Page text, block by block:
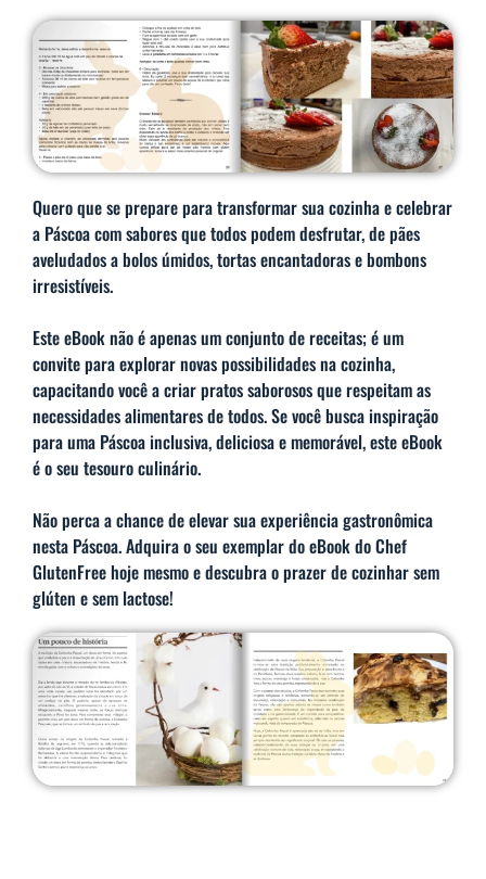
Quero que se prepare para transformar sua cozinha e celebrar
a Páscoa com sabores que todos podem desfrutar, de pães
aveludados a bolos úmidos, tortas encantadoras e bombons
irresistíveis.
Este eBook não é apenas um conjunto de receitas; é um
convite para explorar novas possibilidades na cozinha,
capacitando você a criar pratos saborosos que respeitam as
necessidades alimentares de todos. Se você busca inspiração
para uma Páscoa inclusiva, deliciosa e memorável, este eBook
é o seu tesouro culinário.
Não perca a chance de elevar sua experiência gastronômica
nesta Páscoa. Adquira o seu exemplar do eBook do Chef
GlutenFree hoje mesmo e descubra o prazer de cozinhar sem
glúten e sem lactose!